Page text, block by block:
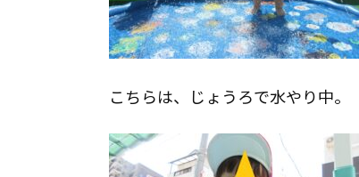
こちらは、じょうろで水やり中。